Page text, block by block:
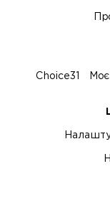
Choice31 Моє